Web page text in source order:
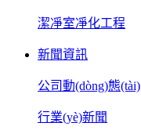
潔凈室凈化工程
新聞資訊
公司動(dòng)態(tài)
行業(yè)新聞